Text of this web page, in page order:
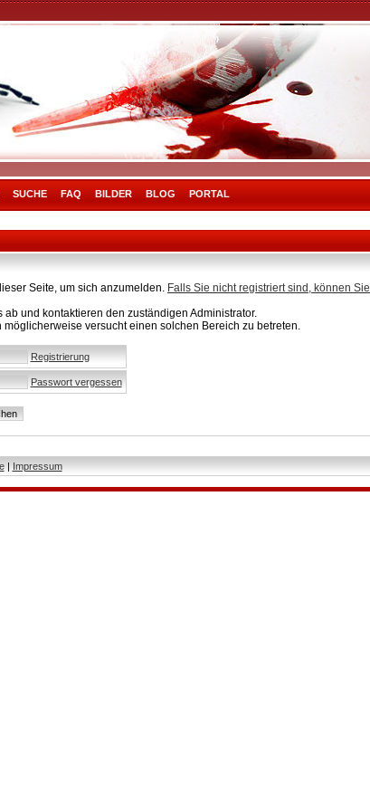
SUCHE FAQ BILDER BLOG PORTAL
Seite, um sich anzumelden. Falls Sie nicht registriert sind, können Sie
und kontaktieren den zuständigen Administrator.
versucht einen solchen Bereich zu betreten.
Registrierung
Passwort vergessen
| Impressum